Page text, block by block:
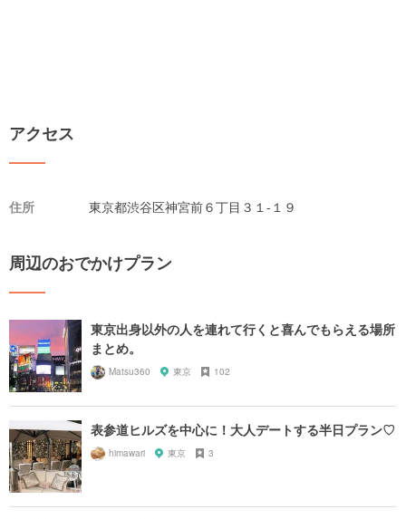
アクセス
住所 東京都渋谷区神宮前６丁目３１-１９
周辺のおでかけプラン
東京出身以外の人を連れて行くと喜んでもらえる場所
まとめ。
Matsu360 東京 102
表参道ヒルズを中心に！大人デートする半日プラン♡
himawari 東京 3